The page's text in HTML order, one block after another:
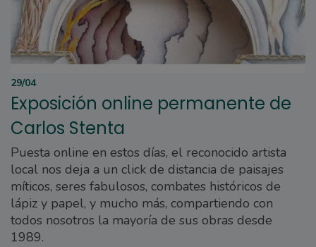
29/04
Exposición online permanente de
Carlos Stenta
Puesta online en estos días, el reconocido artista
local nos deja a un click de distancia de paisajes
míticos, seres fabulosos, combates históricos de
lápiz y papel, y mucho más, compartiendo con
todos nosotros la mayoría de sus obras desde
1989.